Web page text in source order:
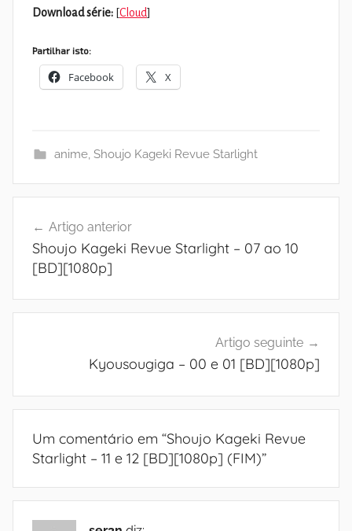
Download série: [Cloud]
Partilhar isto:
Facebook X
anime, Shoujo Kageki Revue Starlight
de
artigos
Artigo anterior
Shoujo Kageki Revue Starlight – 07 ao 10
[BD][1080p]
Artigo seguinte
Kyousougiga – 00 e 01 [BD][1080p]
Um comentário em “Shoujo Kageki Revue
Starlight – 11 e 12 [BD][1080p] (FIM)”